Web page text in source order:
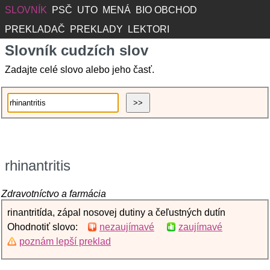
SLOVNÍK PSČ UTO MENÁ
BIO OBCHOD
PREKLADAČ
PREKLADY LEKTORI
Slovník cudzích slov
Zadajte celé slovo alebo jeho časť.
rhinantritis
Zdravotníctvo a farmácia
rinantritída, zápal nosovej dutiny a čeľustných dutín
Ohodnotiť slovo:
nezaujímavé
zaujímavé
poznám lepší preklad